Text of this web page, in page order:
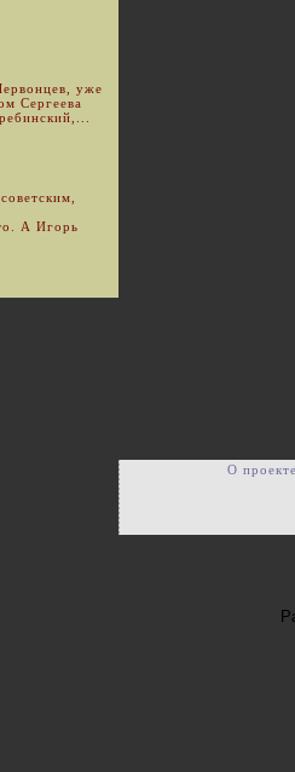
уже
Сергеева
А Игорь
О